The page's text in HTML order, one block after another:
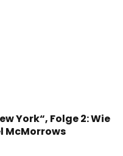
York“, Folge 2: Wie
McMorrows